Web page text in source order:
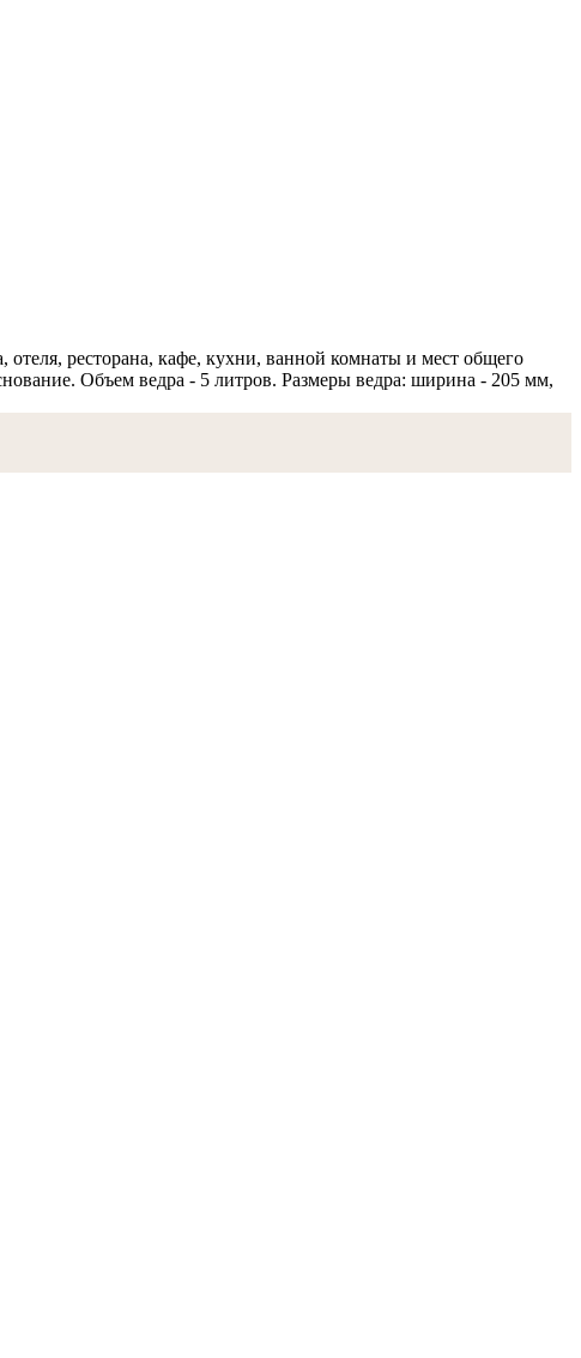
ресторана, кафе, кухни, ванной комнаты и мест общего
Объем ведра - 5 литров. Размеры ведра: ширина - 205 мм,